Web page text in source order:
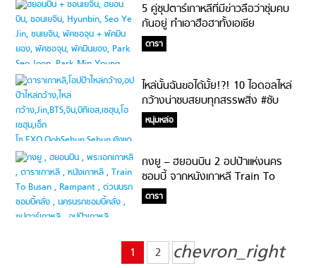
5 คู่ซุปตาร์เกาหลีที่มีข่าวลือว่าซุ่มคบ
กันอยู่ ทำเอาฮือฮาทั้งเอเชีย
ดารา
ไหล่นั้นฉันขอได้มั้ย!?! 10 ไอดอลไหล่
กว้างน่าซบสยบทุกสรรพสิ่ง #ซับ
เลือดแพร๊บ
หนุ่มหล่อ
กงยู – ฮยอนบิน 2 อปป้าแห่งนคร
ซอมบี้ จากหนังเกาหลี Train To
Busan สู่ Rampant
ดารา
1 2 chevron_right